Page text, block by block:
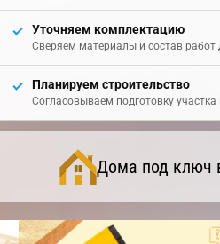
Уточняем комплектацию
Сверяем материалы и состав работ
Планируем строительство
Согласовываем подготовку
Дома под ключ